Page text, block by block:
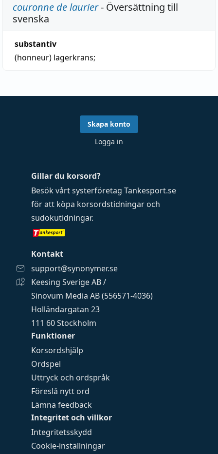
couronne de laurier- Översättning till
svenska
substantiv
(honneur) lagerkrans;
Funktioner
Korsordshjälp
Ordspel
Uttryck och ordspråk
Föreslå nytt ord
Lämna feedback
Integritet och villkor
Integritetsskydd
Cookie-inställningar
Gillar du korsord?
Besök vårt systerföretag Tankesport.se
för att köpa korsordstidningar och
sudokutidningar.
Kontakt
support@synonymer.se
Keesing Sverige AB /
Sinovum Media AB (556571-4036)
Holländargatan 23
111 60 Stockholm
Skapa konto
Logga in